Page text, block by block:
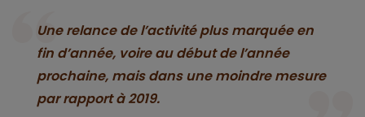
Une relance de l’activité plus marquée en
fin d’année, voire au début de l’année
prochaine, mais dans une moindre mesure
par rapport à 2019.